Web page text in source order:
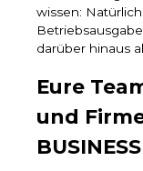
wissen:
darüber hinaus
Eure
und